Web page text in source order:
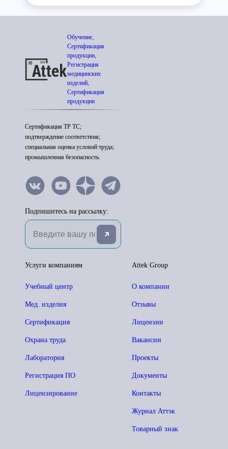
Обучение,
Сертификация
продукции,
Регистрация
медицинских
изделий,
Сертификация
продукции
Сертификация ТР ТС;
подтверждение соответствия;
специальная оценка условий труда;
промышленная безопасность.
Подпишитесь на рассылку:
Attek Group
О компании
Отзывы
Лицензии
Вакансии
Проекты
Документы
Контакты
Журнал Аттэк
Товарный знак
Услуги компаниям
Учебный центр
Мед. изделия
Сертификация
Охрана труда
Лаборатория
Регистрация ПО
Лицензирование